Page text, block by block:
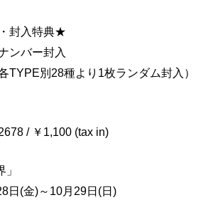
封入特典★
ンバー封入
TYPE別28種より1枚ランダム封入）
/ ￥1,100 (tax in)
日(金)～10月29日(日)